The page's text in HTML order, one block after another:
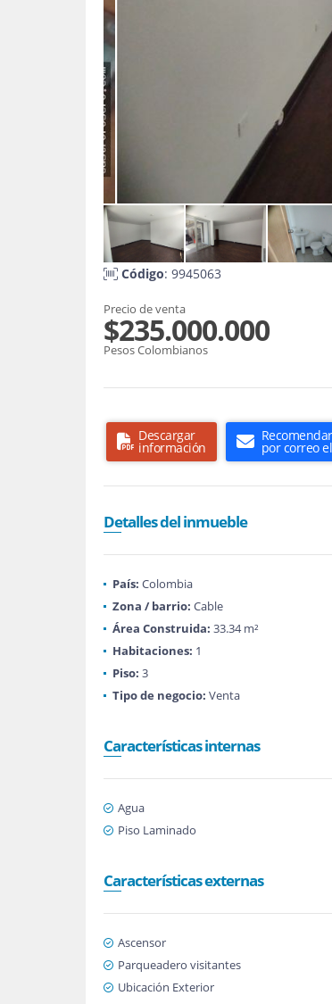
Código: 9945063
Precio de venta
$235.000.000
Pesos Colombianos
Descargar
información por correo
Detalles del inmueble
País: Colombia
Zona / barrio: Cable
Área Construida: 33.34 m²
Habitaciones: 1
Piso: 3
Tipo de negocio: Venta
Características internas
Agua
Piso Laminado
Características externas
Ascensor
Parqueadero visitantes
Ubicación Exterior